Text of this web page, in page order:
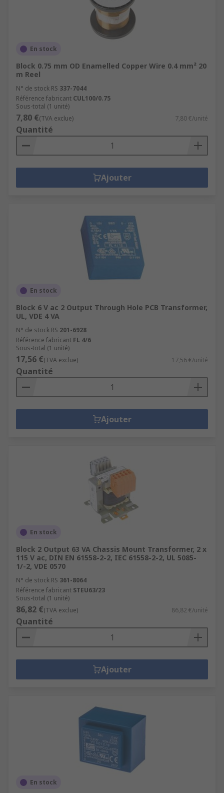
En stock
Block 0.75 mm OD Enamelled Copper Wire 0.4 mm² 20
m Reel
N° de stock RS 337-7044
Référence fabricant CUL100/0.75
Sous-total (1 unité)
7,80 €(TVA exclue) 7,80 €/unité
Quantité
Ajouter
En stock
Block 6 V ac 2 Output Through Hole PCB Transformer,
UL, VDE 4 VA
N° de stock RS 201-6928
Référence fabricant FL 4/6
Sous-total (1 unité)
17,56 €(TVA exclue) 17,56 €/unité
Quantité
Ajouter
En stock
Block 2 Output 63 VA Chassis Mount Transformer, 2 x
115 V ac, DIN EN 61558-2-2, IEC 61558-2-2, UL 5085-
1/-2, VDE 0570
N° de stock RS 361-8064
Référence fabricant STEU63/23
Sous-total (1 unité)
86,82 €(TVA exclue) 86,82 €/unité
Quantité
Ajouter
En stock